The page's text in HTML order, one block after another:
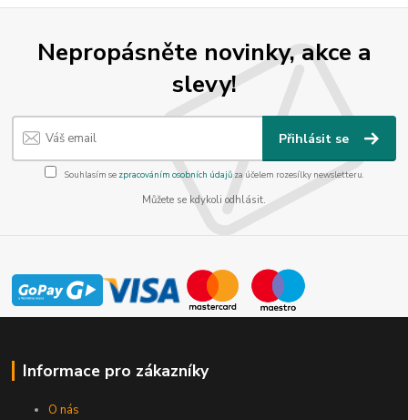
Nepropásněte novinky, akce a
slevy!
Přihlásit se
Souhlasím se zpracováním osobních údajůza účelem rozesílky newsletteru.
Můžete se kdykoli odhlásit.
Informace pro zákazníky
O nás